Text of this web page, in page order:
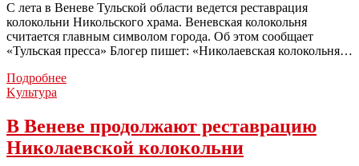
С лета в Веневе Тульской области ведется реставрация
колокольни Никольского храма. Веневская колокольня
считается главным символом города. Об этом сообщает
«Тульская пресса» Блогер пишет: «Николаевская колокольня…
ПодробнееВ
высокую
колокольню
Kультура
В Веневе продолжают реставрацию
Николаевской колокольни